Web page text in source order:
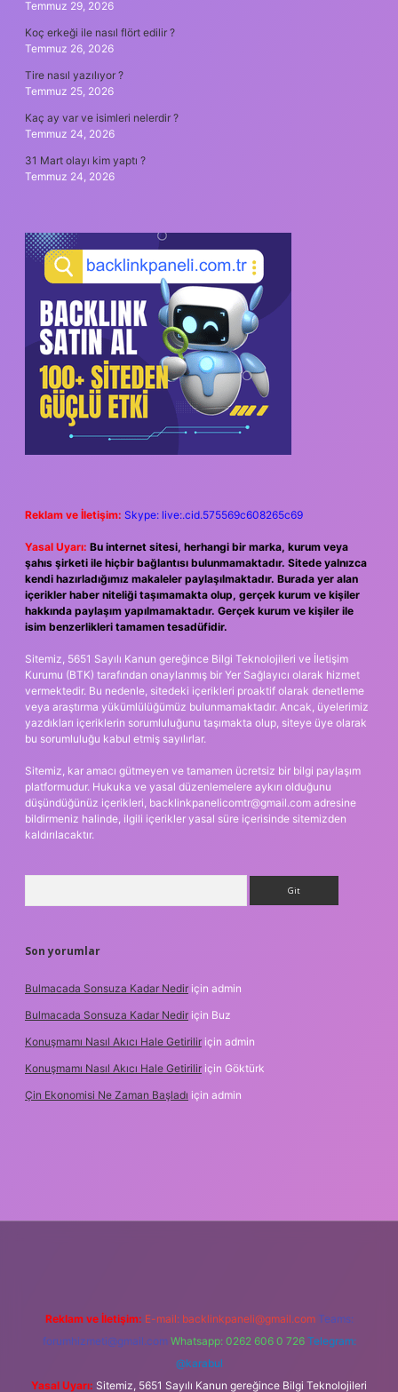
Temmuz 29, 2026
Koç erkeği ile nasıl flört edilir ?
Temmuz 26, 2026
Tire nasıl yazılıyor ?
Temmuz 25, 2026
Kaç ay var ve isimleri nelerdir ?
Temmuz 24, 2026
31 Mart olayı kim yaptı ?
Temmuz 24, 2026
Reklam ve İletişim: Skype: live:.cid.575569c608265c69
Yasal Uyarı: Bu internet sitesi, herhangi bir marka, kurum veya
şahıs şirketi ile hiçbir bağlantısı bulunmamaktadır. Sitede yalnızca
kendi hazırladığımız makaleler paylaşılmaktadır. Burada yer alan
içerikler haber niteliği taşımamakta olup, gerçek kurum ve kişiler
hakkında paylaşım yapılmamaktadır. Gerçek kurum ve kişiler ile
isim benzerlikleri tamamen tesadüfidir.
Sitemiz, 5651 Sayılı Kanun gereğince Bilgi Teknolojileri ve İletişim
Kurumu (BTK) tarafından onaylanmış bir Yer Sağlayıcı olarak hizmet
vermektedir. Bu nedenle, sitedeki içerikleri proaktif olarak denetleme
veya araştırma yükümlülüğümüz bulunmamaktadır. Ancak, üyelerimiz
yazdıkları içeriklerin sorumluluğunu taşımakta olup, siteye üye olarak
bu sorumluluğu kabul etmiş sayılırlar.
Sitemiz, kar amacı gütmeyen ve tamamen ücretsiz bir bilgi paylaşım
platformudur. Hukuka ve yasal düzenlemelere aykırı olduğunu
düşündüğünüz içerikleri, backlinkpanelicomtr@gmail.com adresine
bildirmeniz halinde, ilgili içerikler yasal süre içerisinde sitemizden
kaldırılacaktır.
Son yorumlar
Bulmacada Sonsuza Kadar Nedir için admin
Bulmacada Sonsuza Kadar Nedir için Buz
Konuşmamı Nasıl Akıcı Hale Getirilir için admin
Konuşmamı Nasıl Akıcı Hale Getirilir için Göktürk
Çin Ekonomisi Ne Zaman Başladı için admin
Reklam ve İletişim: E-mail: backlinkpaneli@gmail.com Teams:
forumhizmeti@gmail.com Whatsapp: 0262 606 0 726 Telegram:
@karabul
Yasal Uyarı: Sitemiz, 5651 Sayılı Kanun gereğince Bilgi Teknolojileri